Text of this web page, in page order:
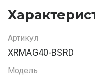
Артикул
XRMAG40-BSRD
Модель